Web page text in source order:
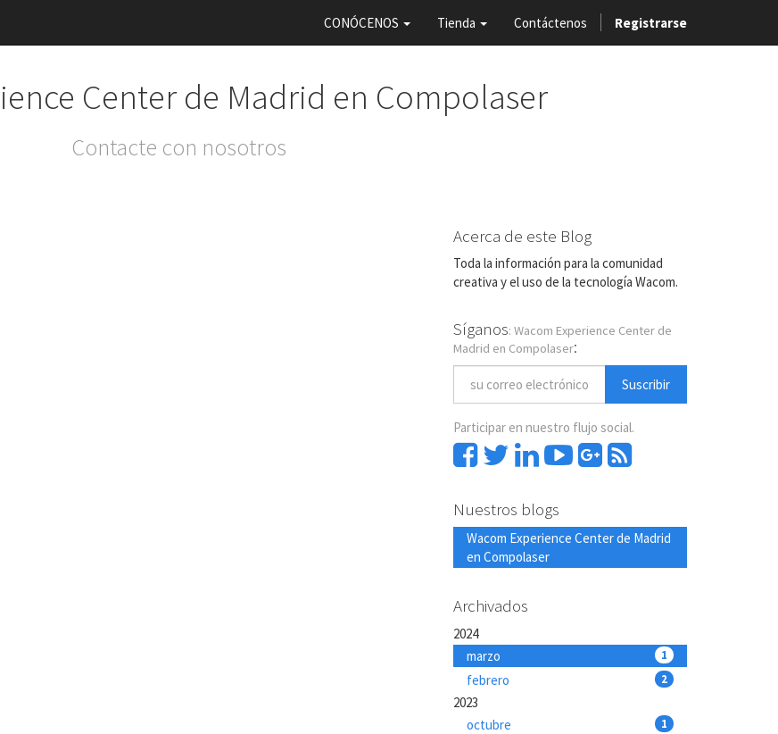
CONÓCENOS Tienda Contáctenos Registrarse
Center de Madrid en Compolaser
Contacte con nosotros
Acerca de este Blog
Toda la información para la comunidad
creativa y el uso de la tecnología Wacom.
Síganos: Wacom Experience Center de
Madrid en Compolaser:
Suscribir
Participar en nuestro flujo social.
Nuestros blogs
Wacom Experience Center de Madrid
en Compolaser
Archivados
2024
marzo
1
febrero 2
2023
octubre
1